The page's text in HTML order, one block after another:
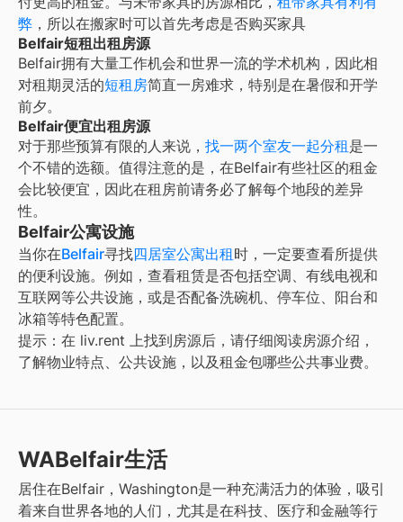
弊 ，所以在搬家时可以首先考虑是否购买家具
Belfair短租出租房源
Belfair拥有大量工作机会和世界一流的学术机构，因此相
对租期灵活的短租房简直一房难求，特别是在暑假和开学
前夕。
Belfair便宜出租房源
对于那些预算有限的人来说， 找一两个室友一起分租是一
个不错的选额。值得注意的是，在Belfair有些社区的租金
会比较便宜，因此在租房前请务必了解每个地段的差异
性。
Belfair公寓设施
当你在Belfair寻找四居室公寓出租时，一定要查看所提供
的便利设施。例如，查看租赁是否包括空调、有线电视和
互联网等公共设施，或是否配备洗碗机、停车位、阳台和
冰箱等特色配置。
提示：在 liv.rent 上找到房源后，请仔细阅读房源介绍，
了解物业特点、公共设施，以及租金包哪些公共事业费。
WABelfair生活
居住在Belfair，Washington是一种充满活力的体验，吸引
着来自世界各地的人们，尤其是在科技、医疗和金融等行